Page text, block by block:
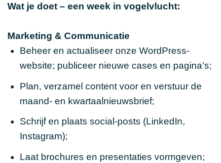
Wat je doet – een week in vogelvlucht:
Marketing & Communicatie
Beheer en actualiseer onze WordPress-
website; publiceer nieuwe cases en pagina’s;
Plan, verzamel content voor en verstuur de
maand- en kwartaalnieuwsbrief;
Schrijf en plaats social-posts (LinkedIn,
Instagram);
Laat brochures en presentaties vormgeven;